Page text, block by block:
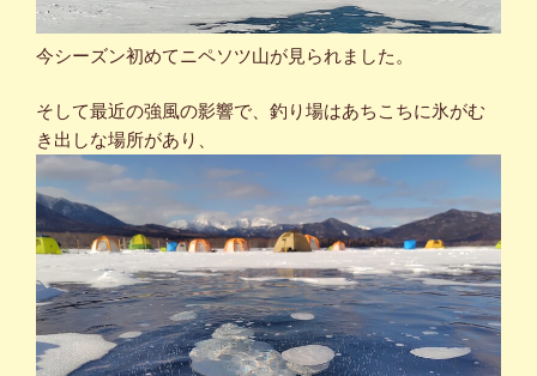
今シーズン初めてニペソツ山が見られました。
そして最近の強風の影響で、釣り場はあちこちに氷がむ
き出しな場所があり、